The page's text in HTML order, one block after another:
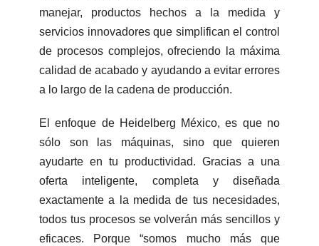
manejar, productos hechos a la medida y
servicios innovadores que simplifican el control
de procesos complejos, ofreciendo la máxima
calidad de acabado y ayudando a evitar errores
a lo largo de la cadena de producción.
El enfoque de Heidelberg México, es que no
sólo son las máquinas, sino que quieren
ayudarte en tu productividad. Gracias a una
oferta inteligente, completa y diseñada
exactamente a la medida de tus necesidades,
todos tus procesos se volverán más sencillos y
eficaces. Porque “somos mucho más que